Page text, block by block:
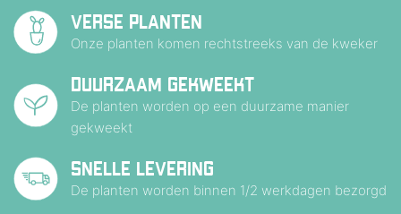
VERSE PLANTEN
Onze planten komen rechtstreeks van de kweker
DUURZAAM GEKWEEKT
De planten worden op een duurzame manier
gekweekt
SNELLE LEVERING
De planten worden binnen 1/2 werkdagen bezorgd